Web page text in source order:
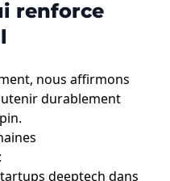
renforce
nous affirmons
durablement
deeptech dans